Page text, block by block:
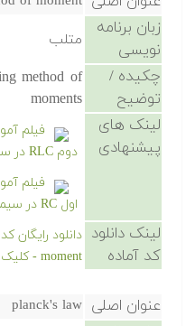
زبان برنامه
نویسی
متلب
چکیده /
توضیح
method of
moments
لینک های
پیشنهادی
فیلم
دوم RLC در سیمیولینک
فیلم
اول RC در سیمیولینک
لینک دانلود
کد آماده
moment - کلیک کنید.
عنوان اصلی planck's law